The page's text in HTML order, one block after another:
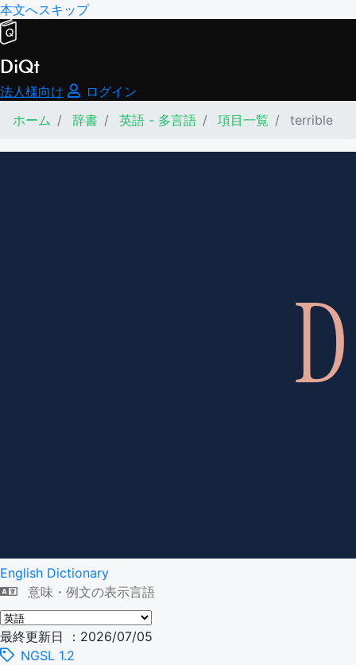
本文へスキップ
DiQt
法人様向け
ログイン
ホーム
辞書 英語 - 多言語 項目一覧 terrible
English Dictionary
意味・例文の表示言語
最終更新日 ：2026/07/05
NGSL 1.2